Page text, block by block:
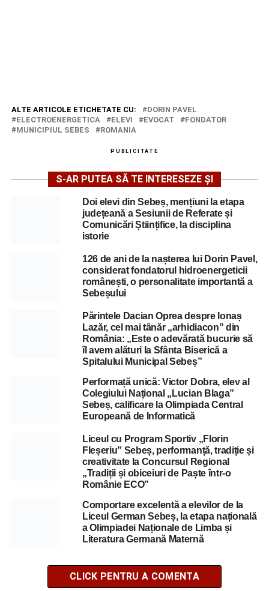
ALTE ARTICOLE ETICHETATE CU:
DORIN PAVEL
ELECTROENERGETICA
ELEVI EVOCAT
FONDATOR
MUNICIPIUL SEBES
ROMANIA
PUBLICITATE
S-AR PUTEA SĂ TE INTERESEZE ȘI
Doi elevi din Sebeș, mențiuni la etapa
județeană a Sesiunii de Referate și
Comunicări Științifice, la disciplina
istorie
126 de ani de la nașterea lui Dorin Pavel,
considerat fondatorul hidroenergeticii
românești, o personalitate importantă a
Sebeșului
Părintele Dacian Oprea despre Ionaș
Lazăr, cel mai tânăr „arhidiacon” din
România: „Este o adevărată bucurie să
îl avem alături la Sfânta Biserică a
Spitalului Municipal Sebeș”
Performață unică: Victor Dobra, elev al
Colegiului Național „Lucian Blaga”
Sebeș, calificare la Olimpiada Central
Europeană de Informatică
Liceul cu Program Sportiv „Florin
Fleșeriu” Sebeș, performanță, tradiție și
creativitate la Concursul Regional
„Tradiții și obiceiuri de Paște într-o
Românie ECO”
Comportare excelentă a elevilor de la
Liceul German Sebeș, la etapa națională
a Olimpiadei Naționale de Limba și
Literatura Germană Maternă
CLICK PENTRU A COMENTA